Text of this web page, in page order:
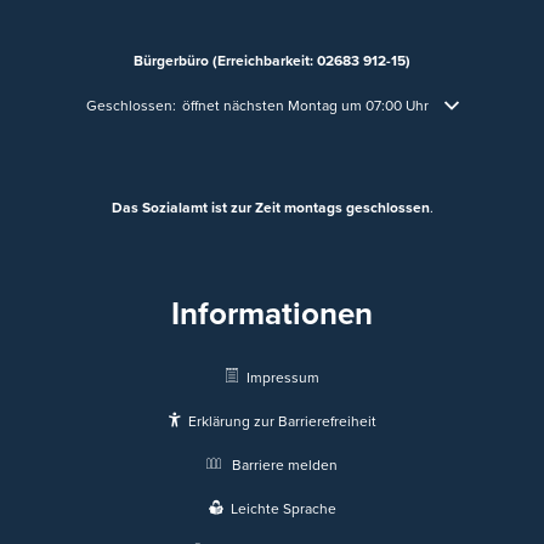
Bürgerbüro (Erreichbarkeit: 02683 912-15)
Klicken, um weitere Öffnungs- oder Schließzeiten auszublenden
Geschlossen: öffnet nächsten Montag um 07:00 Uhr
Das Sozialamt ist zur Zeit montags geschlossen.
Informationen
Impressum
Erklärung zur Barrierefreiheit
Barriere melden
Leichte Sprache